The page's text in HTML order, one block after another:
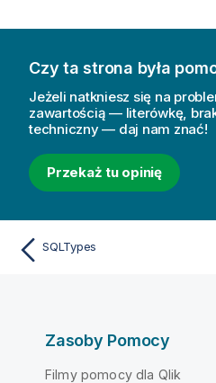
Czy ta strona była
Jeżeli natkniesz się na
zawartością — literówkę,
techniczny — daj nam znać!
Przekaż tu opinię
SQLTypes
Zasoby Pomocy
Filmy pomocy dla Qlik